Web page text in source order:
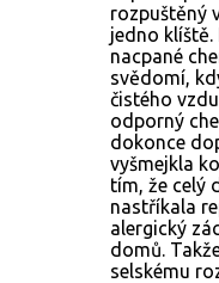
rozpuštěný
jedno klíště.
nacpané
svědomí,
čistého
odporný
dokonce
vyšmejkla
tím, že celý
nastříkala
alergický
domů.
selskému